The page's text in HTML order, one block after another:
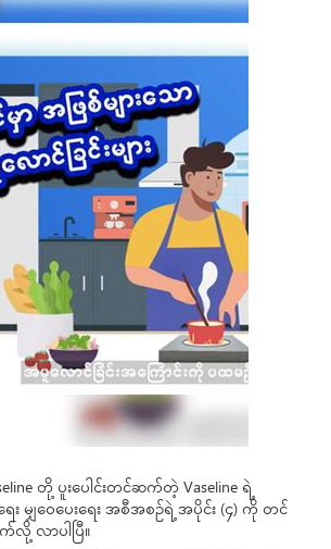
တို့ ပူးပေါင်းတင်ဆက်တဲ့ Vaseline ရဲ့
း မျှဝေပေးရေး အစီအစဉ်ရဲ့ အပိုင်း (၄) ကို တင်
လို့ လာပါပြီ။